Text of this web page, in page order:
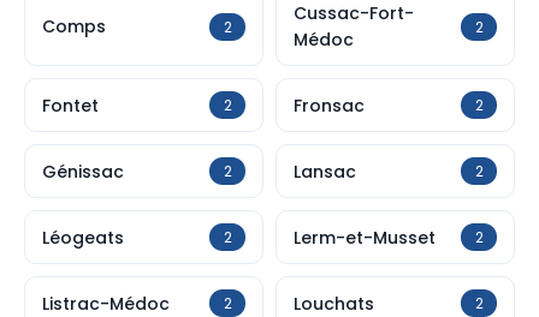
Comps 2
Cussac-Fort-
Médoc
2
Fontet 2 Fronsac 2
Génissac 2 Lansac 2
Léogeats 2 Lerm-et-Musset 2
Listrac-Médoc 2 Louchats 2